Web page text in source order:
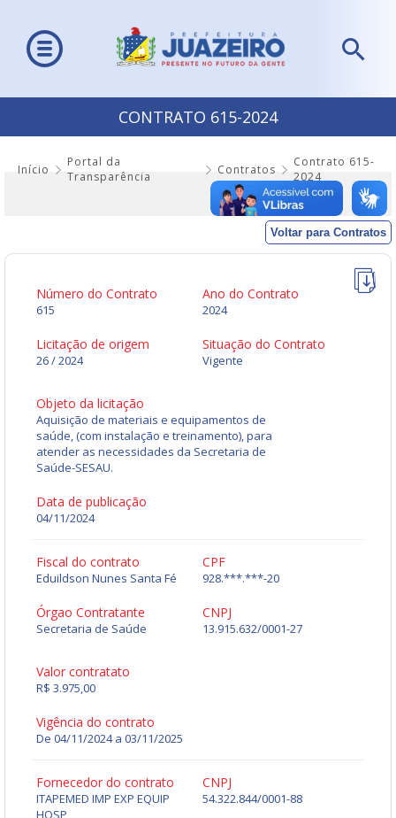
CONTRATO 615-2024
Início
Portal da
Transparência
Contratos
Contrato 615-
2024
Voltar para Contratos
Número do Contrato
615
Ano do Contrato
2024
Licitação de origem
26 / 2024
Situação do Contrato
Vigente
Objeto da licitação
Aquisição de materiais e equipamentos de
saúde, (com instalação e treinamento), para
atender as necessidades da Secretaria de
Saúde-SESAU.
Data de publicação
04/11/2024
Fiscal do contrato
Eduildson Nunes Santa Fé
CPF
928.***.***-20
Órgao Contratante
Secretaria de Saúde
CNPJ
13.915.632/0001-27
Valor contratato
R$ 3.975,00
Vigência do contrato
De 04/11/2024 a 03/11/2025
Fornecedor do contrato
ITAPEMED IMP EXP EQUIP
HOSP
CNPJ
54.322.844/0001-88